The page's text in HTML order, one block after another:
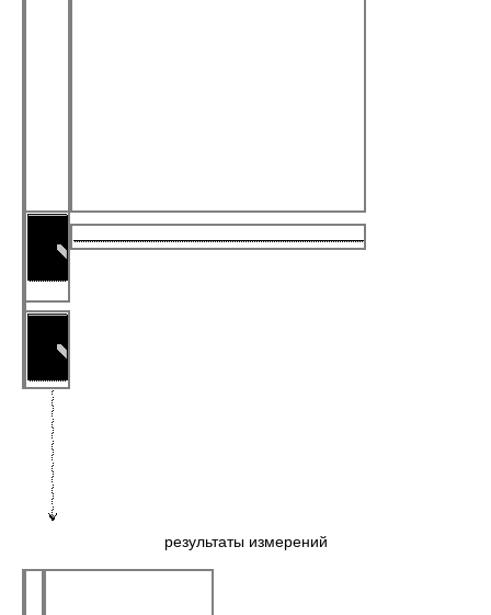
результаты измерений